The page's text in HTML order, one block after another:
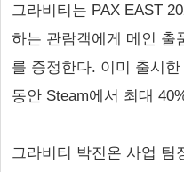
그라비티는 PAX EAST
하는 관람객에게 메인 출
를 증정한다. 이미 출시
동안 Steam에서 최대
그라비티 박진온 사업 팀